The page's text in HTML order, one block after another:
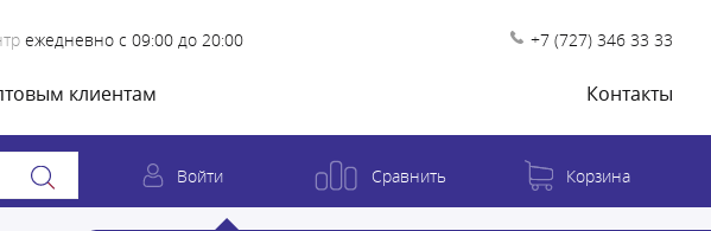
ежедневно с 09:00 до 20:00 +7 (727) 346 33 33
клиентам Контакты
Войти Сравнить Корзина